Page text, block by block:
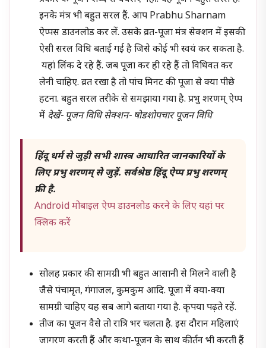
इनके मंत्र भी बहुत सरल हैं. आप Prabhu Sharnam
ऐप्पस डाउनलोड कर लें. उसके व्रत-पूजा मंत्र सेक्शन में इसकी
ऐसी सरल विधि बताई गई है जिसे कोई भी स्वयं कर सकता है.
यहां लिंक दे रहे हैं. जब पूजा कर ही रहे हैं तो विधिवत कर
लेनी चाहिए. व्रत रखा है तो पांच मिनट की पूजा से क्या पीछे
हटना. बहुत सरल तरीके से समझाया गया है. प्रभु शरणम् ऐप्प
में देखें- पूजन विधि सेक्शन- षोडशोपचार पूजन विधि
हिंदू धर्म से जुड़ी सभी शास्त्र आधारित जानकारियों के
लिए प्रभु शरणम् से जुड़ें. सर्वश्रेष्ठ हिंदू ऐप्प प्रभु शरणम्
फ्री है.
Android मोबाइल ऐप्प डाउनलोड करने के लिए यहां पर
क्लिक करें
सोलह प्रकार की सामग्री भी बहुत आसानी से मिलने वाली है
जैसे पंचामृत, गंगाजल, कुमकुम आदि. पूजा में क्या-क्या
सामग्री चाहिए यह सब आगे बताया गया है. कृपया पढ़ते रहें.
तीज का पूजन वैसे तो रात्रि भर चलता है. इस दौरान महिलाएं
जागरण करती हैं और कथा-पूजन के साथ कीर्तन भी करती हैं